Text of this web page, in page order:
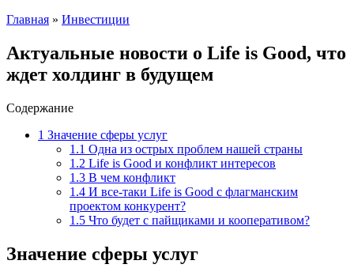
Главная » Инвестиции
Актуальные новости о Life is Good, что
ждет холдинг в будущем
Содержание
1 Значение сферы услуг
1.1 Одна из острых проблем нашей страны
1.2 Life is Good и конфликт интересов
1.3 В чем конфликт
1.4 И все-таки Life is Good с флагманским
проектом конкурент?
1.5 Что будет с пайщиками и кооперативом?
Значение сферы услуг